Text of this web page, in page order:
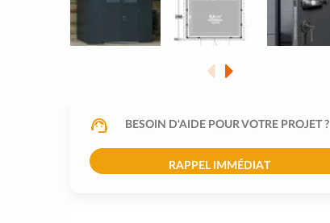
BESOIN D'AIDE POUR VOTRE PROJET ?
RAPPEL IMMÉDIAT